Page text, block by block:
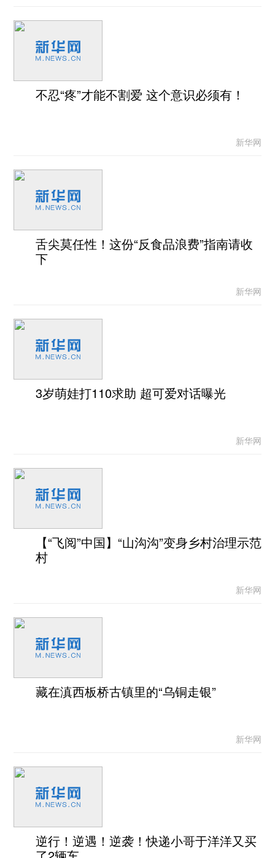
不忍“疼”才能不割爱 这个意识必须有！
新华网
舌尖莫任性！这份“反食品浪费”指南请收
下
新华网
3岁萌娃打110求助 超可爱对话曝光
新华网
【“飞阅”中国】“山沟沟”变身乡村治理示范
村
新华网
藏在滇西板桥古镇里的“乌铜走银”
新华网
逆行！逆遇！逆袭！快递小哥于洋洋又买